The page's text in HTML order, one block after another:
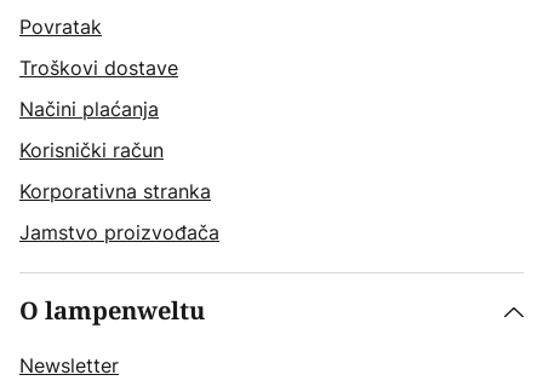
Povratak
Troškovi dostave
Načini plaćanja
Korisnički račun
Korporativna stranka
Jamstvo proizvođača
O lampenweltu
Newsletter